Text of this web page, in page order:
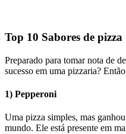
Top 10 Sabores de pizza
Preparado para tomar nota de
sucesso em uma pizzaria?
1) Pepperoni
Uma pizza simples, mas
mundo. Ele está presente em